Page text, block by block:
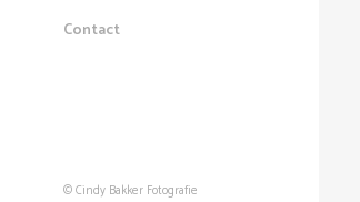
Contact
© Cindy Bakker Fotografie